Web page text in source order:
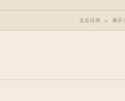
点击日期 → 展开